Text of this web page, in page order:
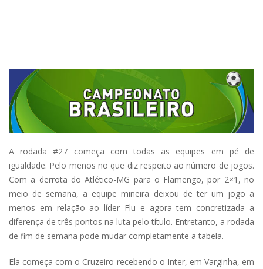
A rodada #27 começa com todas as equipes em pé de
igualdade. Pelo menos no que diz respeito ao número de jogos.
Com a derrota do Atlético-MG para o Flamengo, por 2×1, no
meio de semana, a equipe mineira deixou de ter um jogo a
menos em relação ao líder Flu e agora tem concretizada a
diferença de três pontos na luta pelo título. Entretanto, a rodada
de fim de semana pode mudar completamente a tabela.
Ela começa com o Cruzeiro recebendo o Inter, em Varginha, em